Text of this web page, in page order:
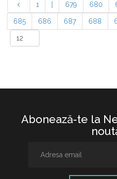
1 679 680
685 686 687 688
Abonează-te la